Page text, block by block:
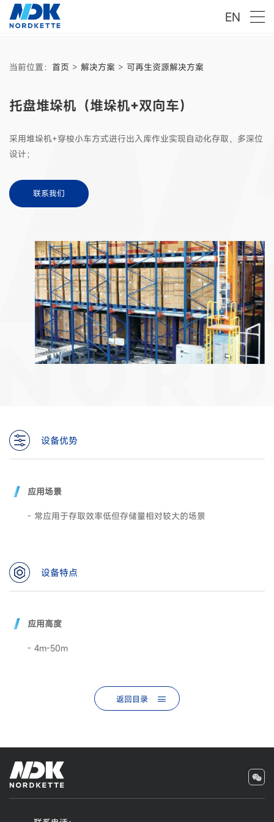
EN
当前位置： 首页 > 解决方案 > 可再生资源解决方案
托盘堆垛机（堆垛机+双向车）
采用堆垛机+穿梭小车方式进行出入库作业实现自动化存取，多深位
设计；
联系我们
设备优势
应用场景
- 常应用于存取效率低但存储量相对较大的场景
设备特点
应用高度
- 4m-50m
返回目录